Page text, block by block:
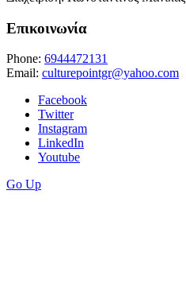
Επικοινωνία
Phone: 6944472131
Email: culturepointgr@yahoo.com
Facebook
Twitter
Instagram
LinkedIn
Youtube
Go Up